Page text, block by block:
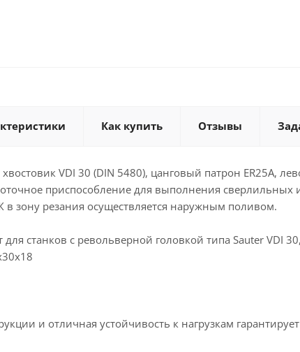
Как купить Отзывы
VDI 30 (DIN 5480), цанговый патрон ER25A,
приспособление для выполнения
в зону резания осуществляется наружным поливом.
станков с револьверной головкой типа Sauter VDI
и отличная устойчивость к нагрузкам